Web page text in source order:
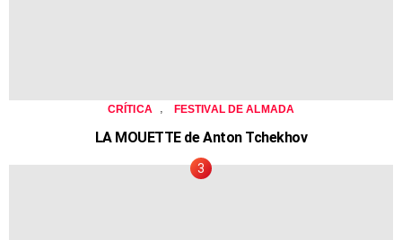
CRÍTICA , FESTIVAL DE ALMADA
LA MOUETTE de Anton Tchekhov